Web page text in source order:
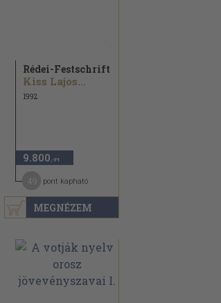
MEGNÉZEM
Rédei-Festschrift
Kiss Lajos...
1992
9.800 ,-Ft
pont kapható